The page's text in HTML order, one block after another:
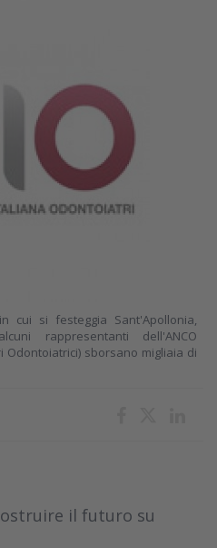
cui si festeggia Sant'Apollonia,
rappresentanti dell'ANCO
Odontoiatrici) sborsano migliaia di
il futuro su